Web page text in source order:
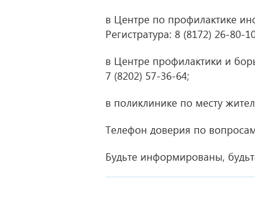
в Центре по профилактике
Регистратура: 8 (8172) 26-80-
в Центре профилактики и
7 (8202) 57-36-64;
в поликлинике по месту
Телефон доверия по
Будьте информированы,